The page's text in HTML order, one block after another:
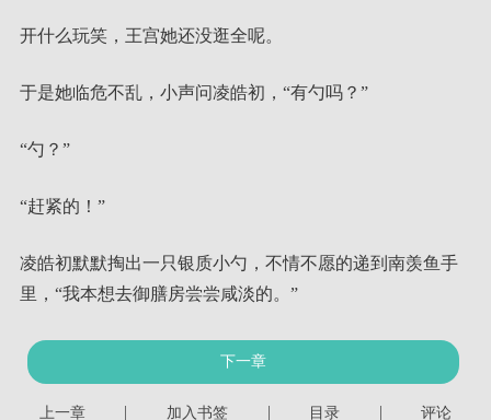
开什么玩笑，王宫她还没逛全呢。
于是她临危不乱，小声问凌皓初，“有勺吗？”
“勺？”
“赶紧的！”
凌皓初默默掏出一只银质小勺，不情不愿的递到南羡鱼手
里，“我本想去御膳房尝尝咸淡的。”
下一章
上一章 加入书签 目录 评论